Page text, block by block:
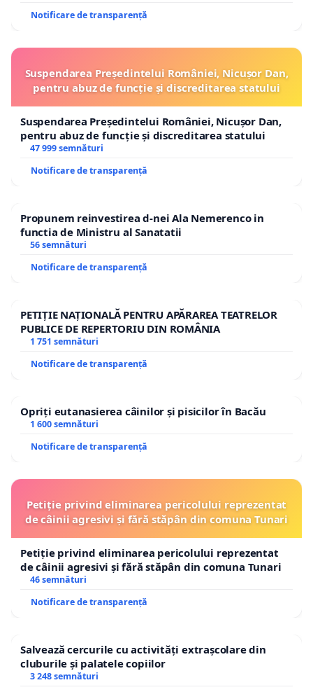
Notificare de transparență
Suspendarea Președintelui României, Nicușor Dan,
pentru abuz de funcție și discreditarea statului
Suspendarea Președintelui României, Nicușor Dan,
pentru abuz de funcție și discreditarea statului
47 999 semnături
Notificare de transparență
Propunem reinvestirea d-nei Ala Nemerenco in
functia de Ministru al Sanatatii
56 semnături
Notificare de transparență
PETIȚIE NAȚIONALĂ PENTRU APĂRAREA TEATRELOR
PUBLICE DE REPERTORIU DIN ROMÂNIA
1 751 semnături
Notificare de transparență
Opriți eutanasierea câinilor și pisicilor în Bacău
1 600 semnături
Notificare de transparență
Petiție privind eliminarea pericolului reprezentat
de câinii agresivi și fără stăpân din comuna Tunari
Petiție privind eliminarea pericolului reprezentat
de câinii agresivi și fără stăpân din comuna Tunari
46 semnături
Notificare de transparență
Salvează cercurile cu activități extrașcolare din
cluburile și palatele copiilor
3 248 semnături